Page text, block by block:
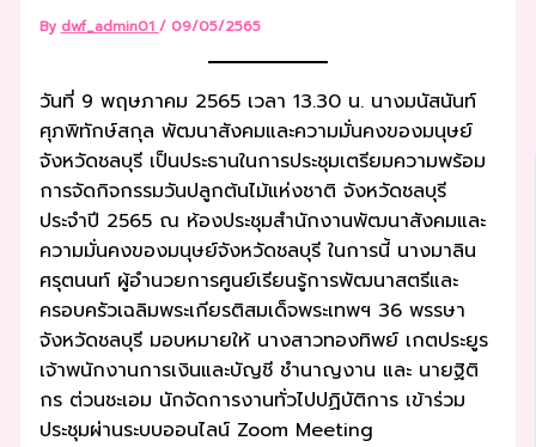
By dwf_admin01 / 09/05/2565
วันที่ 9 พฤษภาคม 2565 เวลา 13.30 น. นางมนัสนันท์
ศุภพิทักษ์สกุล พัฒนาสังคมและความมั่นคงของมนุษย์
จังหวัดชลบุรี เป็นประธานในการประชุมเตรียมความพร้อม
การจัดกิจกรรมวันปลูกต้นไม้แห่งชาติ จังหวัดชลบุรี
ประจำปี 2565 ณ ห้องประชุมสำนักงานพัฒนาสังคมและ
ความมั่นคงของมนุษย์จังหวัดชลบุรี ในการนี้ นางมาลิน
ศรุตนนท์ ผู้อำนวยการศูนย์เรียนรู้การพัฒนาสตรีและ
ครอบครัวเฉลิมพระเกียรติสมเด็จพระเทพฯ 36 พรรษา
จังหวัดชลบุรี มอบหมายให้ นางสาวทองทิพย์ เกตประยูร
เจ้าพนักงานการเงินและบัญชี ชำนาญงาน และ นายฐิติ
กร ต่วนชะเอม นักจัดการงานทั่วไปปฏิบัติการ เข้าร่วม
ประชุมผ่านระบบออนไลน์ Zoom Meeting